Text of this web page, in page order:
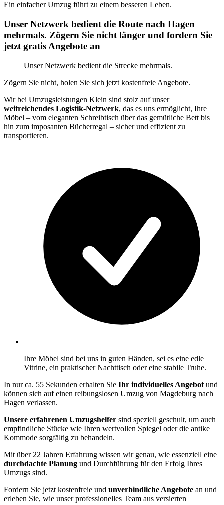
Ein einfacher Umzug führt zu einem besseren Leben.
Unser Netzwerk bedient die Route nach Hagen
mehrmals. Zögern Sie nicht länger und fordern Sie
jetzt gratis Angebote an
Unser Netzwerk bedient die Strecke mehrmals.
Zögern Sie nicht, holen Sie sich jetzt kostenfreie Angebote.
Wir bei Umzugsleistungen Klein sind stolz auf unser
weitreichendes Logistik-Netzwerk, das es uns ermöglicht, Ihre
Möbel – vom eleganten Schreibtisch über das gemütliche Bett bis
hin zum imposanten Bücherregal – sicher und effizient zu
transportieren.
Ihre Möbel sind bei uns in guten Händen, sei es eine edle
Vitrine, ein praktischer Nachttisch oder eine stabile Truhe.
In nur ca. 55 Sekunden erhalten Sie Ihr individuelles Angebot und
können sich auf einen reibungslosen Umzug von Magdeburg nach
Hagen verlassen.
Unsere erfahrenen Umzugshelfer sind speziell geschult, um auch
empfindliche Stücke wie Ihren wertvollen Spiegel oder die antike
Kommode sorgfältig zu behandeln.
Mit über 22 Jahren Erfahrung wissen wir genau, wie essenziell eine
durchdachte Planung und Durchführung für den Erfolg Ihres
Umzugs sind.
Fordern Sie jetzt kostenfreie und unverbindliche Angebote an und
erleben Sie, wie unser professionelles Team aus versierten